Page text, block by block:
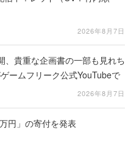
2026年8月7日
、貴重な企画書の一部も見れち
ームフリーク公式YouTubeで
2026年8月7日
円」の寄付を発表